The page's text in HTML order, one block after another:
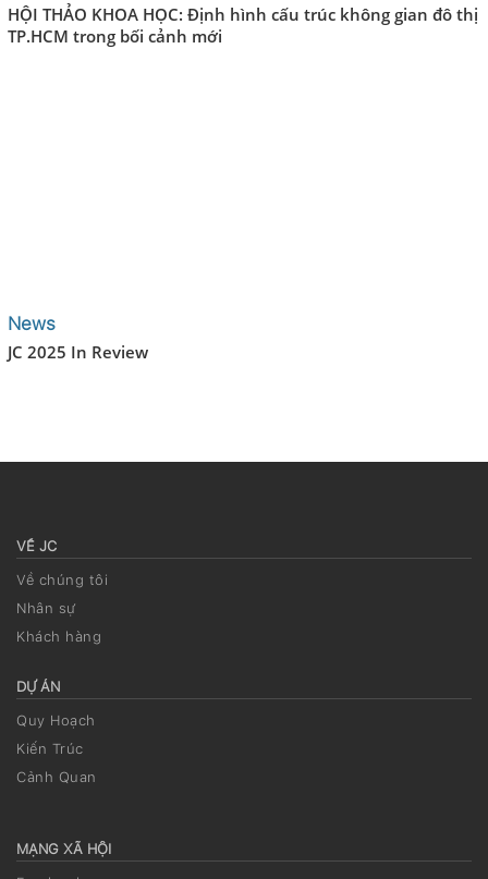
HỘI THẢO KHOA HỌC: Định hình cấu trúc không gian đô thị
TP.HCM trong bối cảnh mới
News
JC 2025 In Review
VỀ JC
Về chúng tôi
Nhân sự
Khách hàng
DỰ ÁN
Quy Hoạch
Kiến Trúc
Cảnh Quan
MẠNG XÃ HỘI